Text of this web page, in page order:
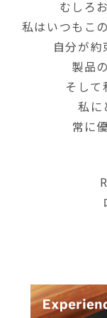
むしろ
私はいつもこ
自分が約
製品
そして
私に
常に